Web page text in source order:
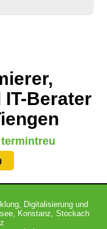
Berater
, Digitalisierung und
, Konstanz, Stockach